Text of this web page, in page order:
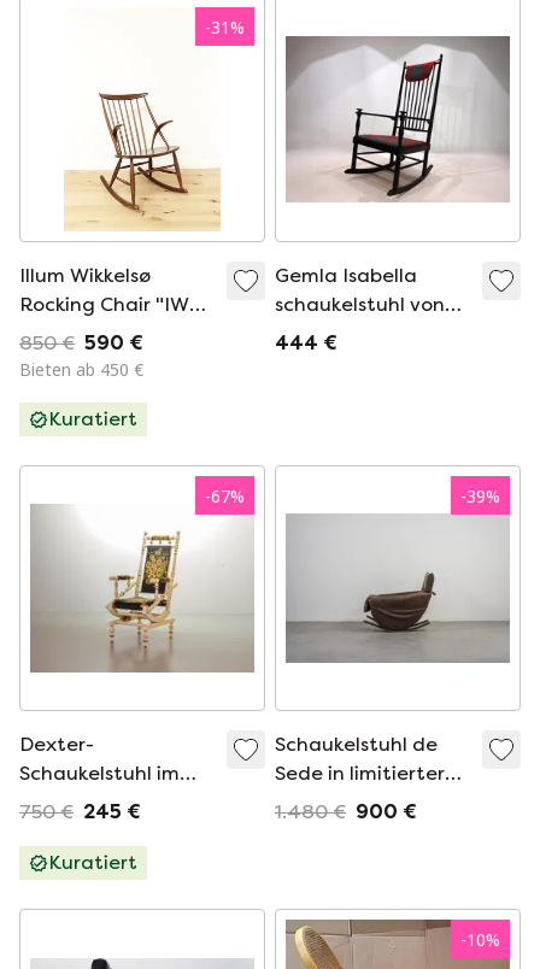
-31%
Illum Wikkelsø
Rocking Chair "IW3"
für Niels Eilersen
850 € 590 €
Bieten ab 450 €
Kuratiert
Gemla Isabella
schaukelstuhl von
Karl-Axel Adolfsson
444 €
-67%
Dexter-
Schaukelstuhl im
viktorianischen Stil
Plattform. USA,
750 € 245 €
Kuratiert
-39%
Schaukelstuhl de
Sede in limitierter
Auflage
1.480 € 900 €
-10%